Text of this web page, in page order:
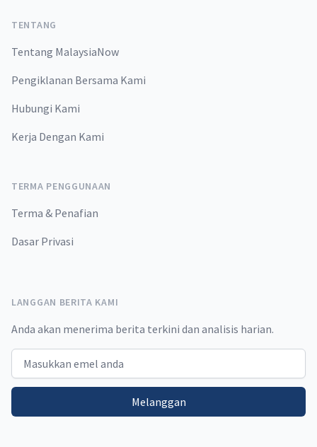
TENTANG
Tentang MalaysiaNow
Pengiklanan Bersama Kami
Hubungi Kami
Kerja Dengan Kami
TERMA PENGGUNAAN
Terma & Penafian
Dasar Privasi
LANGGAN BERITA KAMI
Anda akan menerima berita terkini dan analisis harian.
Email address
Melanggan